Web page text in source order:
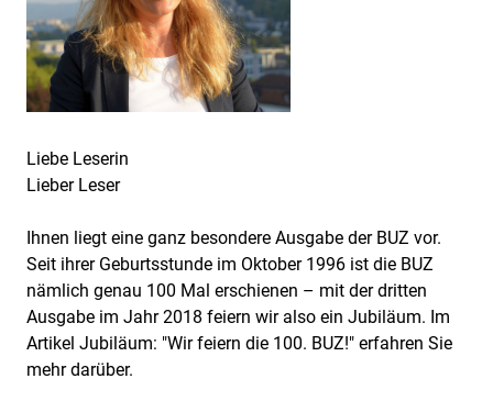
Liebe Leserin
Lieber Leser
Ihnen liegt eine ganz besondere Ausgabe der BUZ vor.
Seit ihrer Geburtsstunde im Oktober 1996 ist die BUZ
nämlich genau 100 Mal erschienen – mit der dritten
Ausgabe im Jahr 2018 feiern wir also ein Jubiläum. Im
Artikel Jubiläum: "Wir feiern die 100. BUZ!" erfahren Sie
mehr darüber.